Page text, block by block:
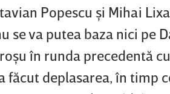
Popescu şi Mihai
se va putea baza nici pe
în runda precedentă cu
făcut deplasarea, în timp